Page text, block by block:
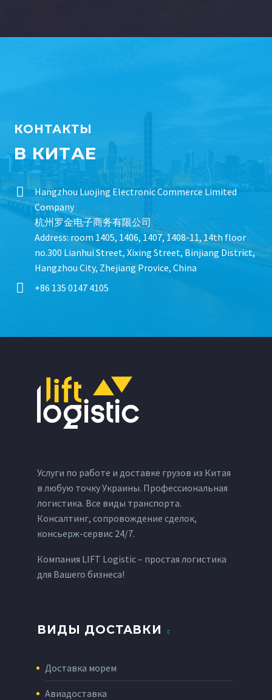
КОНТАКТЫ
В КИТАЕ


Hangzhou Luojing Electronic Commerce Limited
Company
杭州罗金电子商务有限公司
Address: room 1405, 1406, 1407, 1408-11, 14th floor
no.300 Lianhui Street, Xixing Street, Binjiang District,
Hangzhou City, Zhejiang Provice, China

 +86 135 0147 4105
Услуги по работе и доставке грузов из Китая
в любую точку Украины. Профессиональная
логистика. Все виды транспорта.
Консалтинг, сопровождение сделок,
консьерж-сервис 24/7.
Компания LIFT Logistic – простая логистика
для Вашего бизнеса!
ВИДЫ ДОСТАВКИ
Доставка морем
Авиадоставка